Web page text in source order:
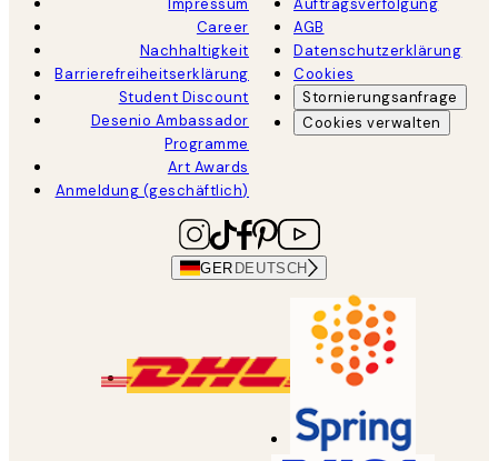
Impressum
Career
Nachhaltigkeit
Barrierefreiheitserklärung
Student Discount
Desenio Ambassador
Programme
Art Awards
Anmeldung (geschäftlich)
Auftragsverfolgung
AGB
Datenschutzerklärung
Cookies
Stornierungsanfrage
Cookies verwalten
GER DEUTSCH